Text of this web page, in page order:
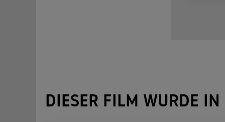
DIESER FILM WURDE